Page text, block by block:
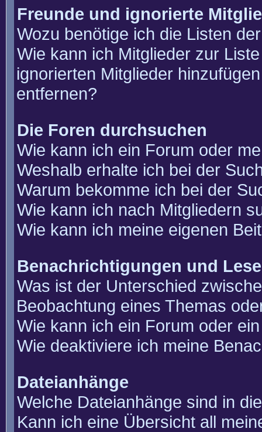
Freunde und ignorierte
Wozu benötige ich die Listen
Wie kann ich Mitglieder zur
ignorierten Mitglieder
entfernen?
Die Foren durchsuchen
Wie kann ich ein Forum oder
Weshalb erhalte ich bei der
Warum bekomme ich bei der
Wie kann ich nach Mitgliedern
Wie kann ich meine eigenen
Benachrichtigungen und
Was ist der Unterschied
Beobachtung eines Themas
Wie kann ich ein Forum oder
Wie deaktiviere ich meine
Dateianhänge
Welche Dateianhänge sind in
Kann ich eine Übersicht all